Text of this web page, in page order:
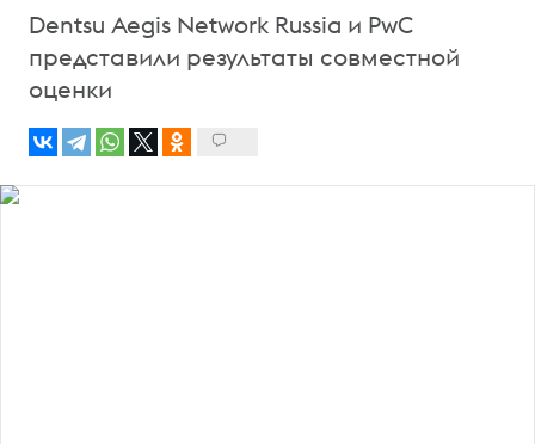
Dentsu Aegis Network Russia и PwC
представили результаты совместной
оценки